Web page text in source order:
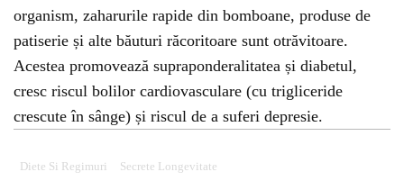
organism, zaharurile rapide din bomboane, produse de
patiserie și alte băuturi răcoritoare sunt otrăvitoare.
Acestea promovează supraponderalitatea și diabetul,
cresc riscul bolilor cardiovasculare (cu trigliceride
crescute în sânge) și riscul de a suferi depresie.
Diete Si Regimuri Secrete Longevitate